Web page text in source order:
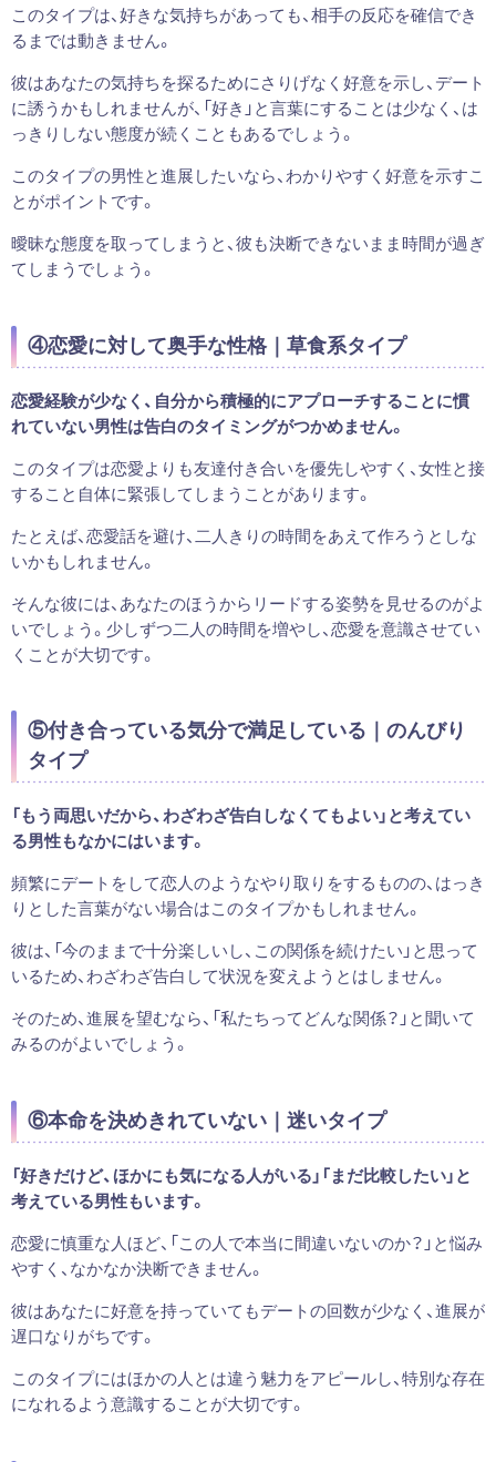
このタイプは、好きな気持ちがあっても、相手の反応を確信でき
るまでは動きません。
彼はあなたの気持ちを探るためにさりげなく好意を示し、デート
に誘うかもしれませんが、「好き」と言葉にすることは少なく、は
っきりしない態度が続くこともあるでしょう。
このタイプの男性と進展したいなら、わかりやすく好意を示すこ
とがポイントです。
曖昧な態度を取ってしまうと、彼も決断できないまま時間が過ぎ
てしまうでしょう。
④恋愛に対して奥手な性格｜草食系タイプ
恋愛経験が少なく、自分から積極的にアプローチすることに慣
れていない男性は告白のタイミングがつかめません。
このタイプは恋愛よりも友達付き合いを優先しやすく、女性と接
すること自体に緊張してしまうことがあります。
たとえば、恋愛話を避け、二人きりの時間をあえて作ろうとしな
いかもしれません。
そんな彼には、あなたのほうからリードする姿勢を見せるのがよ
いでしょう。少しずつ二人の時間を増やし、恋愛を意識させてい
くことが大切です。
⑤付き合っている気分で満足している｜のんびり
タイプ
「もう両思いだから、わざわざ告白しなくてもよい」と考えてい
る男性もなかにはいます。
頻繁にデートをして恋人のようなやり取りをするものの、はっき
りとした言葉がない場合はこのタイプかもしれません。
彼は、「今のままで十分楽しいし、この関係を続けたい」と思って
いるため、わざわざ告白して状況を変えようとはしません。
そのため、進展を望むなら、「私たちってどんな関係？」と聞いて
みるのがよいでしょう。
⑥本命を決めきれていない｜迷いタイプ
「好きだけど、ほかにも気になる人がいる」「まだ比較したい」と
考えている男性もいます。
恋愛に慎重な人ほど、「この人で本当に間違いないのか？」と悩み
やすく、なかなか決断できません。
彼はあなたに好意を持っていてもデートの回数が少なく、進展が
遅口なりがちです。
このタイプにはほかの人とは違う魅力をアピールし、特別な存在
になれるよう意識することが大切です。